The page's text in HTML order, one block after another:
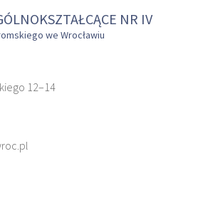
NR IV
we Wrocławiu
12–14